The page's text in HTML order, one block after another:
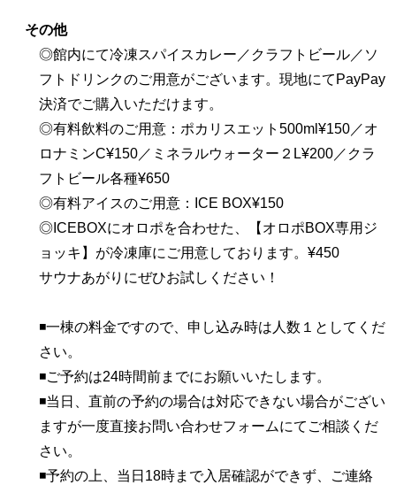
その他
◎館内にて冷凍スパイスカレー／クラフトビール／ソ
フトドリンクのご用意がございます。現地にてPayPay
決済でご購入いただけます。
◎有料飲料のご用意：ポカリスエット500ml¥150／オ
ロナミンC¥150／ミネラルウォーター２L¥200／クラ
フトビール各種¥650
◎有料アイスのご用意：ICE BOX¥150
◎ICEBOXにオロポを合わせた、【オロポBOX専用ジ
ョッキ】が冷凍庫にご用意しております。¥450
サウナあがりにぜひお試しください！
◾️一棟の料金ですので、申し込み時は人数１としてくだ
さい。
◾️ご予約は24時間前までにお願いいたします。
◾️当日、直前の予約の場合は対応できない場合がござい
ますが一度直接お問い合わせフォームにてご相談くだ
さい。
◾️予約の上、当日18時まで入居確認ができず、ご連絡